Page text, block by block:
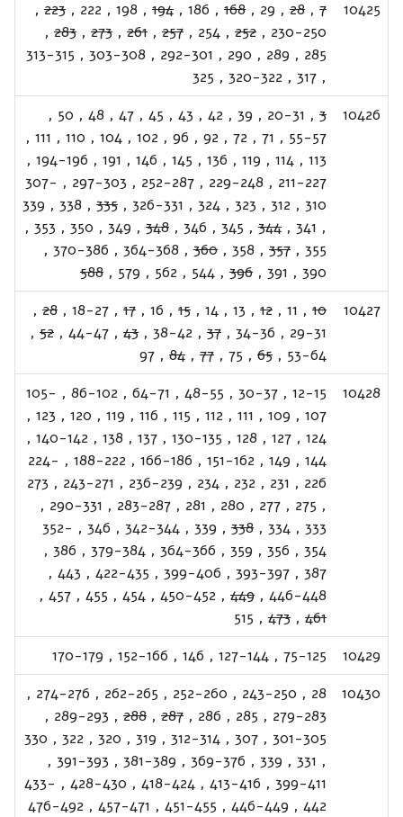
10425
7
,
28
,
29
,
168
,
186
,
194
,
198
,
222
,
223
,
230-250
,
252
,
254
,
257
,
261
,
273
,
283
,
285
,
289
,
290
,
292-301
,
303-308
,
313-315
,
317
,
320-322
,
325
10426
3
,
20-31
,
39
,
42
,
43
,
45
,
47
,
48
,
50
,
55-57
,
71
,
72
,
92
,
96
,
102
,
104
,
110
,
111
,
113
,
114
,
119
,
136
,
145
,
146
,
191
,
194-196
,
211-227
,
229-248
,
252-287
,
297-303
,
307-
310
,
312
,
323
,
324
,
326-331
,
335
,
338
,
339
,
341
,
344
,
345
,
346
,
348
,
349
,
350
,
353
,
355
,
357
,
358
,
360
,
364-368
,
370-386
,
390
,
391
,
396
,
544
,
562
,
579
,
588
10427
10
,
11
,
12
,
13
,
14
,
15
,
16
,
17
,
18-27
,
28
,
29-31
,
34-36
,
37
,
38-42
,
43
,
44-47
,
52
,
53-64
,
65
,
75
,
77
,
84
,
97
10428
12-15
,
30-37
,
48-55
,
64-71
,
86-102
,
105-
107
,
109
,
111
,
112
,
115
,
116
,
119
,
120
,
123
,
124
,
127
,
128
,
130-135
,
137
,
138
,
140-142
,
144
,
149
,
151-162
,
166-186
,
188-222
,
224-
226
,
231
,
232
,
234
,
236-239
,
243-271
,
273
,
275
,
277
,
280
,
281
,
283-287
,
290-331
,
333
,
334
,
338
,
339
,
342-344
,
346
,
352-
354
,
356
,
359
,
364-366
,
379-384
,
386
,
387
,
393-397
,
399-406
,
422-435
,
443
,
446-448
,
449
,
450-452
,
454
,
455
,
457
,
461
,
473
,
515
10429
75-125
,
127-144
,
146
,
152-166
,
170-179
10430
28
,
243-250
,
252-260
,
262-265
,
274-276
,
279-283
,
285
,
286
,
287
,
288
,
289-293
,
301-305
,
307
,
312-314
,
319
,
320
,
322
,
330
,
331
,
339
,
369-376
,
381-389
,
391-393
,
399-411
,
413-416
,
418-424
,
428-430
,
433-
442
,
446-449
,
451-455
,
457-471
,
476-492